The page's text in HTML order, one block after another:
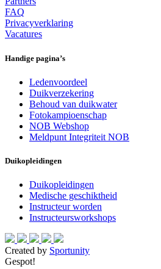
FAQ
Privacyverklaring
Vacatures
Handige pagina’s
Ledenvoordeel
Duikverzekering
Behoud van duikwater
Fotokampioenschap
NOB Webshop
Meldpunt Integriteit NOB
Duikopleidingen
Duikopleidingen
Medische geschiktheid
Instructeur worden
Instructeursworkshops
Created by Sportunity
Gespot!